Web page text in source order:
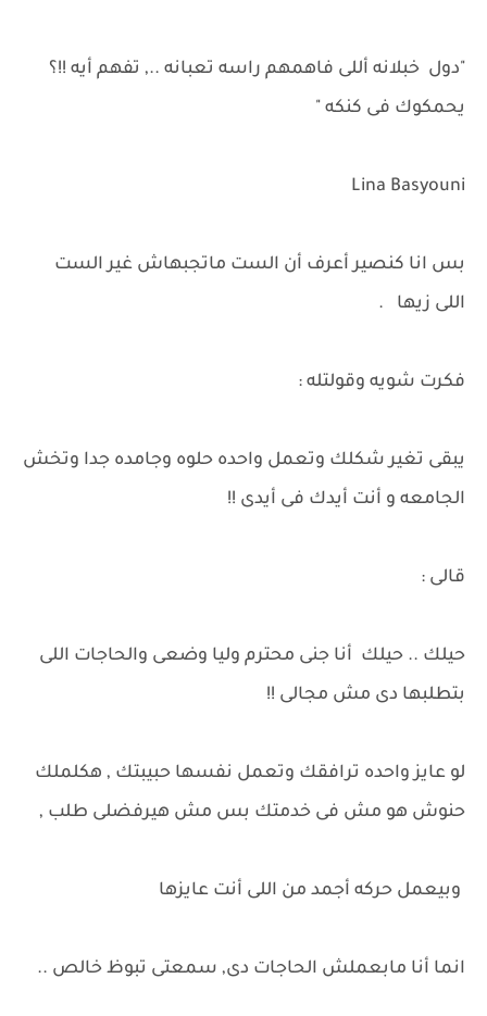
"دول خبلانه أللى فاهمهم راسه تعبانه .., تفهم أيه !!؟
يحمكوك فى كنكه "
Lina Basyouni
بس انا كنصير أعرف أن الست ماتجبهاش غير الست
اللى زيها .
فكرت شويه وقولتله :
يبقى تغير شكلك وتعمل واحده حلوه وجامده جدا وتخش
الجامعه و أنت أيدك فى أيدى !!
قالى :
حيلك .. حيلك أنا جنى محترم وليا وضعى والحاجات اللى
بتطلبها دى مش مجالى !!
لو عايز واحده ترافقك وتعمل نفسها حبيبتك , هكلملك
حنوش هو مش فى خدمتك بس مش هيرفضلى طلب ,
وبيعمل حركه أجمد من اللى أنت عايزها
انما أنا مابعملش الحاجات دى, سمعتى تبوظ خالص ..